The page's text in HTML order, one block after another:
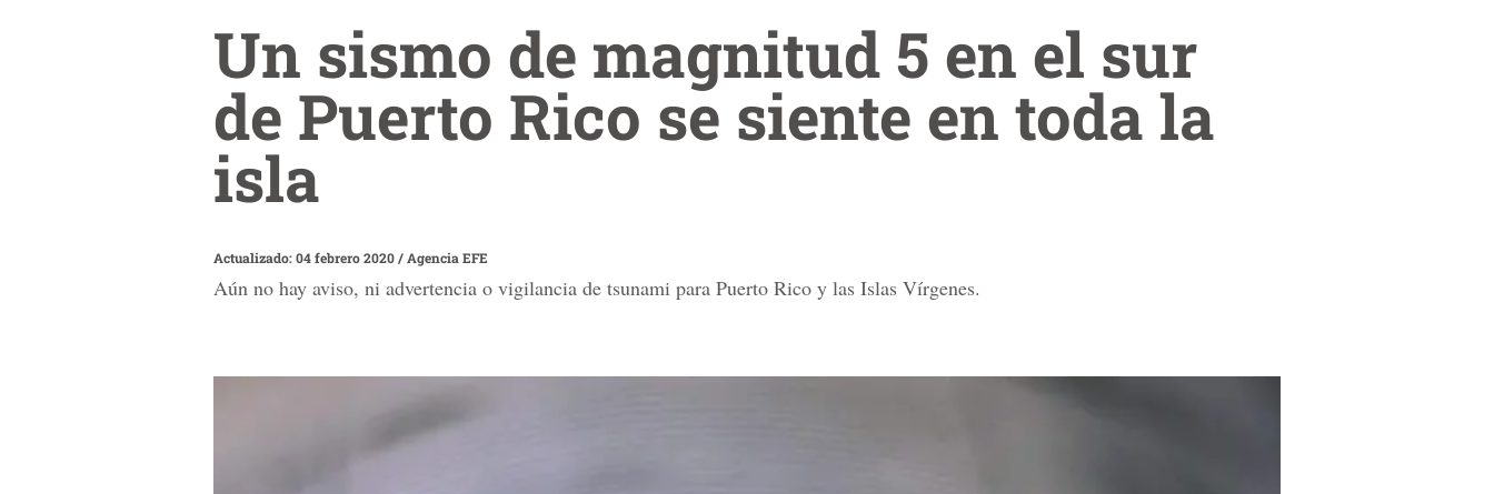
Un sismo de magnitud 5 en el sur
de Puerto Rico se siente en toda la
isla
Actualizado: 04 febrero 2020/ Agencia EFE
Aún no hay aviso, ni advertencia o vigilancia de tsunami para Puerto Rico y las Islas Vírgenes.